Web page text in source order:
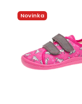
Novinka